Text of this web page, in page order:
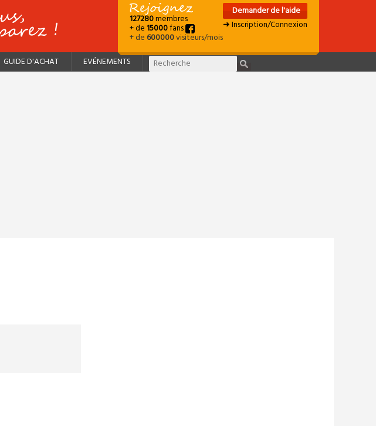
127280membres
+ de15000fans
+ de600000visiteurs/mois
Demander de l'aide
➜ Inscription/Connexion
GUIDE D'ACHAT EVÉNEMENTS